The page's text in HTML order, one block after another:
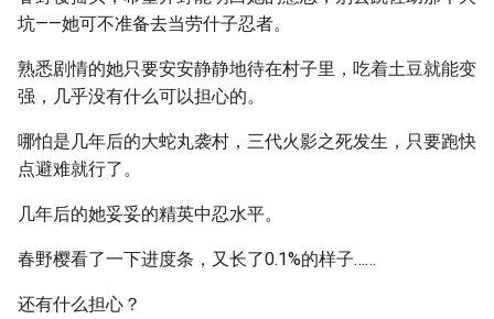
坑——她可不准备去当劳什子忍者。
熟悉剧情的她只要安安静静地待在村子里，吃着土豆就能变
强，几乎没有什么可以担心的。
哪怕是几年后的大蛇丸袭村，三代火影之死发生，只要跑快
点避难就行了。
几年后的她妥妥的精英中忍水平。
春野樱看了一下进度条，又长了0.1%的样子……
还有什么担心？